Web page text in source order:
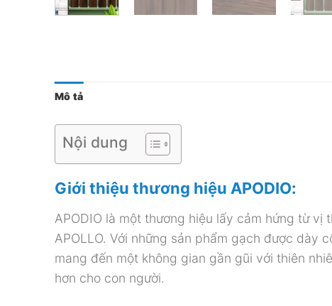
Mô tả
Nội dung
Giới thiệu thương hiệu APODIO:
APODIO là một thương hiệu lấy cảm hứng từ
APOLLO. Với những sản phẩm gạch được dày
mang đến một không gian gần gũi với thiên
hơn cho con người.